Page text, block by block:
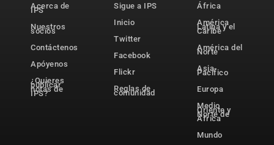
Acerca de
IPS
Nuestros
socios
Contáctenos
Apóyenos
¿Quieres
publicar
notas de
IPS?
Sigue a IPS
Inicio
Twitter
Facebook
Flickr
Reglas de
comunidad
África
América
Latina y el
Caribe
América del
Norte
Asia-
Pacífico
Europa
Medio
Oriente y
Norte de
África
Mundo